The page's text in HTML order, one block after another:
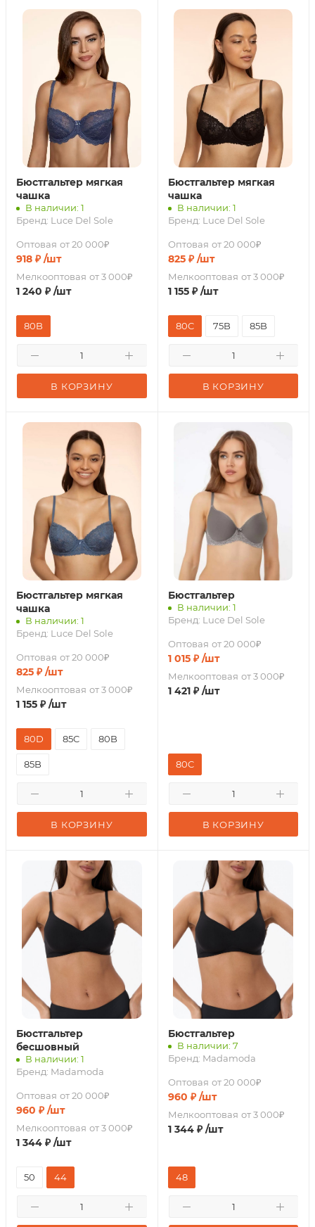
Бюстгальтер мягкая
чашка
В наличии: 1
Бренд: Luce Del Sole
Оптовая от 20 000₽
918 ₽ /шт
Мелкооптовая от 3 000₽
1 240 ₽ /шт
В КОРЗИНУ
80B
Бюстгальтер мягкая
чашка
В наличии: 1
Бренд: Luce Del Sole
Оптовая от 20 000₽
825₽ /шт
Мелкооптовая от 3 000₽
1 155₽ /шт
В КОРЗИНУ
80C 75B 85B
Бюстгальтер мягкая
чашка
В наличии: 1
Бренд: Luce Del Sole
Оптовая от 20 000₽
825 ₽ /шт
Мелкооптовая от 3 000₽
1 155 ₽ /шт
В КОРЗИНУ
80D 85C 80B
85B
Бюстгальтер
В наличии: 1
Бренд: Luce Del Sole
Оптовая от 20 000₽
1 015₽ /шт
Мелкооптовая от 3 000₽
1 421₽ /шт
В КОРЗИНУ
80C
Бюстгальтер
бесшовный
В наличии: 1
Бренд: Madamoda
Оптовая от 20 000₽
960 ₽ /шт
Мелкооптовая от 3 000₽
1 344 ₽ /шт
50 44
Бюстгальтер
В наличии: 7
Бренд: Madamoda
Оптовая от 20 000₽
960 ₽ /шт
Мелкооптовая от 3 000₽
1 344₽ /шт
48